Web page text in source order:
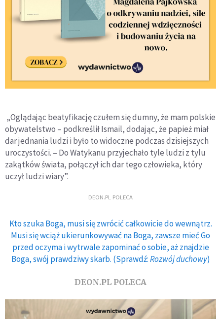
„Oglądając beatyfikację czułem się dumny, że mam polskie
obywatelstwo – podkreślił Ismail, dodając, że papież miał
dar jednania ludzi i było to widoczne podczas dzisiejszych
uroczystości. – Do Watykanu przyjechało tyle ludzi z tylu
zakątków świata, połączył ich dar tego człowieka, który
uczył ludzi wiary”.
DEON.PL POLECA
Kto szuka Boga, musi się zwrócić całkowicie do wewnątrz.
Musi się wciąż ukierunkowywać na Boga, zawsze mieć Go
przed oczyma i wytrwale zapominać o sobie, aż znajdzie
Boga, swój prawdziwy skarb. (Sprawdź:Rozwój duchowy)
DEON.PL POLECA